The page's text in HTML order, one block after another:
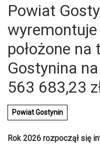
Powiat
położone
Gostynina
563 683,23
Powiat Gostynin
Rok 2026 rozpoczął się